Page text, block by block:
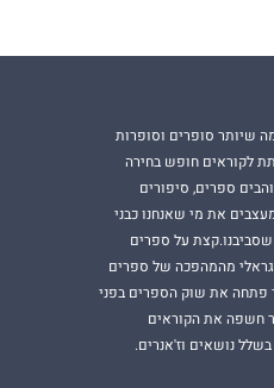
שיותר סופרים וסופרות
לקוראים חופש בחירה
ספרים, סיפורים
את מי שאנחנו כבני
על ספרים
מהמהפכה של ספרים
פתחה את שוק הספרים בפני
חשפה את הקוראים
נושאים וז'אנרים.